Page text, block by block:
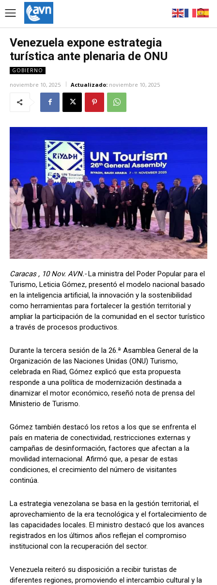
Venezuela expone estrategia
turística ante plenaria de ONU
GOBIERNO
noviembre 10, 2025 Actualizado: noviembre 10, 2025
Caracas , 10 Nov. AVN.-La ministra del Poder Popular para el
Turismo, Leticia Gómez, presentó el modelo nacional basado
en la inteligencia artificial, la innovación y la sostenibilidad
como herramientas para fortalecer la gestión territorial y
ampliar la participación de la comunidad en el sector turístico
a través de procesos productivos.
Durante la tercera sesión de la 26.ª Asamblea General de la
Organización de las Naciones Unidas (ONU) Turismo,
celebrada en Riad, Gómez explicó que esta propuesta
responde a una política de modernización destinada a
dinamizar el motor económico, reseñó nota de prensa del
Ministerio de Turismo.
Gómez también destacó los retos a los que se enfrenta el
país en materia de conectividad, restricciones externas y
campañas de desinformación, factores que afectan a la
movilidad internacional. Afirmó que, a pesar de estas
condiciones, el crecimiento del número de visitantes
continúa.
La estrategia venezolana se basa en la gestión territorial, el
aprovechamiento de la era tecnológica y el fortalecimiento de
las capacidades locales. El ministro destacó que los avances
registrados en los últimos años reflejan el compromiso
institucional con la recuperación del sector.
Venezuela reiteró su disposición a recibir turistas de
diferentes regiones, promoviendo el intercambio cultural y la